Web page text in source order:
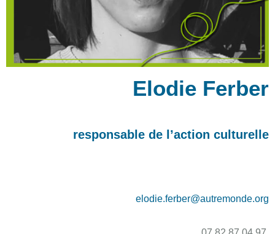
Elodie Ferber
responsable de l’action culturelle
elodie.ferber@autremonde.org